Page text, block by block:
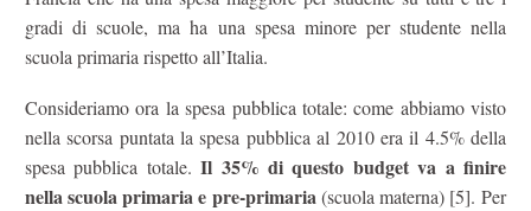
gradi di scuole, ma ha una spesa minore per studente nella
scuola primaria rispetto all’Italia.
Consideriamo ora la spesa pubblica totale: come abbiamo visto
nella scorsa puntata la spesa pubblica al 2010 era il 4.5% della
spesa pubblica totale.Il 35% di questo budget va a finire
nella scuola primaria e pre-primaria (scuola materna) [5]. Per